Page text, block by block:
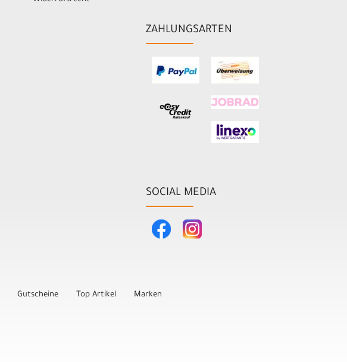
ZAHLUNGSARTEN
SOCIAL MEDIA
Gutscheine Top Artikel Marken